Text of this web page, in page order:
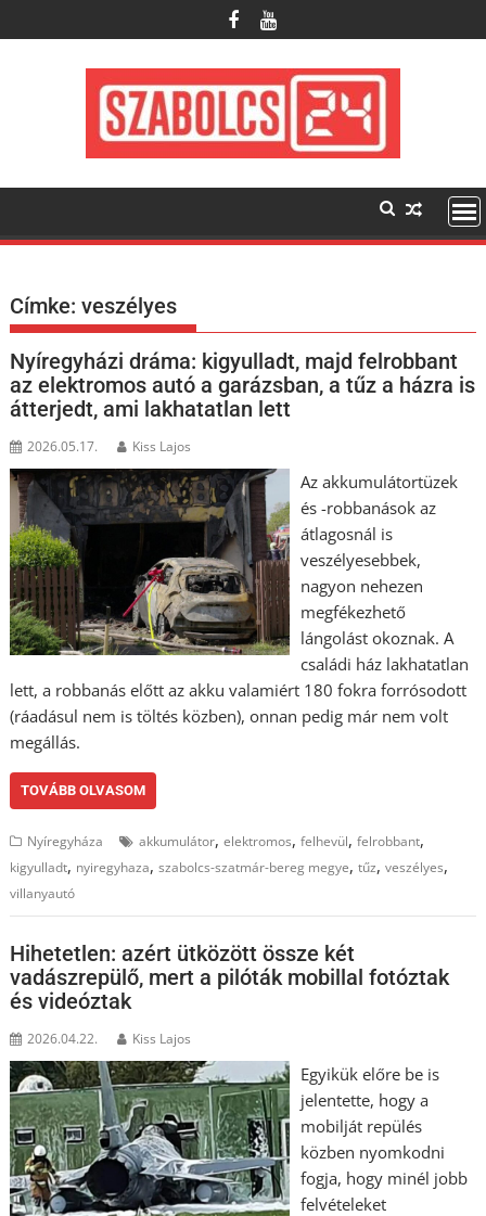
to
Címke:veszélyes
Nyíregyházi dráma: kigyulladt, majd felrobbant
az elektromos autó a garázsban, a tűz a házra is
átterjedt, ami lakhatatlan lett
2026.05.17. Kiss Lajos
Az akkumulátortüzek
és -robbanások az
átlagosnál is
veszélyesebbek,
nagyon nehezen
megfékezhető
lángolást okoznak. A
családi ház lakhatatlan
lett, a robbanás előtt az akku valamiért 180 fokra forrósodott
(ráadásul nem is töltés közben), onnan pedig már nem volt
megállás.
TOVÁBB OLVASOM
Nyíregyháza akkumulátor,elektromos,felhevül,felrobbant,
kigyulladt, nyiregyhaza,szabolcs-szatmár-bereg megye,tűz,veszélyes,
villanyautó
Hihetetlen: azért ütközött össze két
vadászrepülő, mert a pilóták mobillal fotóztak
és videóztak
2026.04.22. Kiss Lajos
Egyikük előre be is
jelentette, hogy a
mobilját repülés
közben nyomkodni
fogja, hogy minél jobb
felvételeket